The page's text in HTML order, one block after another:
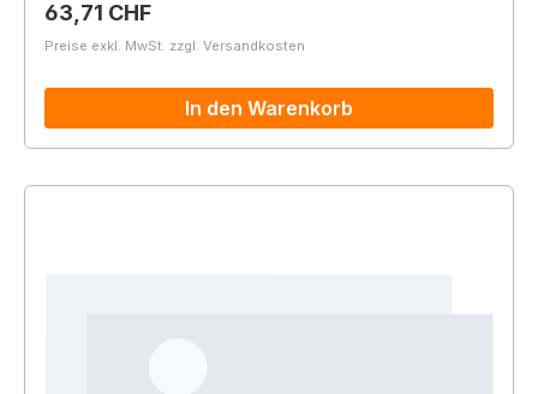
Regulärer Preis:
63,71 CHF
Preise exkl. MwSt. zzgl. Versandkosten
In den Warenkorb